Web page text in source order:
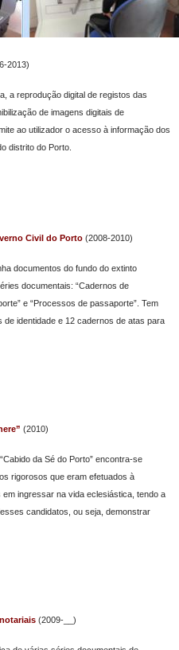
2013)
a reprodução digital de registos das
de imagens digitais de
ao utilizador o acesso à informação dos
distrito do Porto.
Civil do Porto (2008-2010)
documentos do fundo do extinto
documentais: “Cadernos de
e “Processos de passaporte”. Tem
identidade e 12 cadernos de atas para
(2010)
da Sé do Porto” encontra-se
rigorosos que eram efetuados à
ingressar na vida eclesiástica, tendo a
candidatos, ou seja, demonstrar
(2009-__)